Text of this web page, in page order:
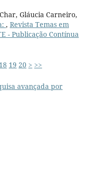
Gláucia Carneiro,
, Revista Temas em
- Publicação Contínua
18 19 20 > >>
avançada por